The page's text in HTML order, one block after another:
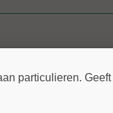
particulieren.